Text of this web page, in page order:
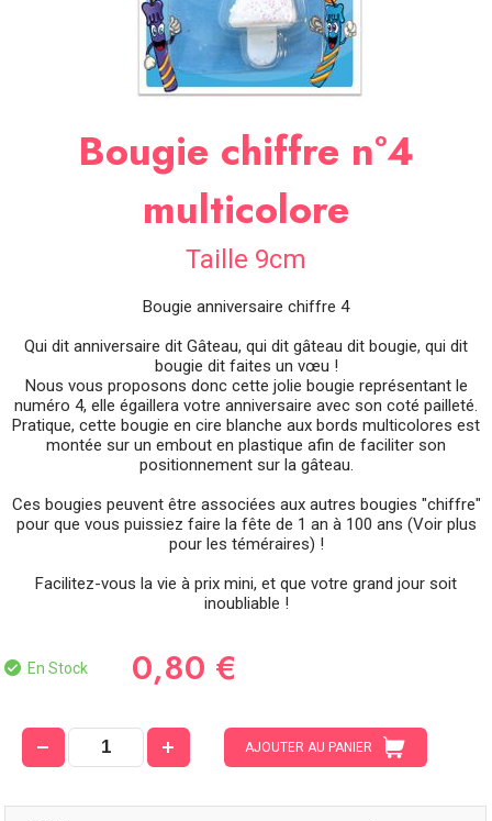
Bougie chiffre n°4
multicolore
Taille 9cm
Bougie anniversaire chiffre 4
Qui dit anniversaire dit Gâteau, qui dit gâteau dit bougie, qui dit
bougie dit faites un vœu !
Nous vous proposons donc cette jolie bougie représentant le
numéro 4, elle égaillera votre anniversaire avec son coté pailleté.
Pratique, cette bougie en cire blanche aux bords multicolores est
montée sur un embout en plastique afin de faciliter son
positionnement sur la gâteau.
Ces bougies peuvent être associées aux autres bougies "chiffre"
pour que vous puissiez faire la fête de 1 an à 100 ans (Voir plus
pour les téméraires) !
Facilitez-vous la vie à prix mini, et que votre grand jour soit
inoubliable !
En Stock 0,80 €
AJOUTER AU PANIER